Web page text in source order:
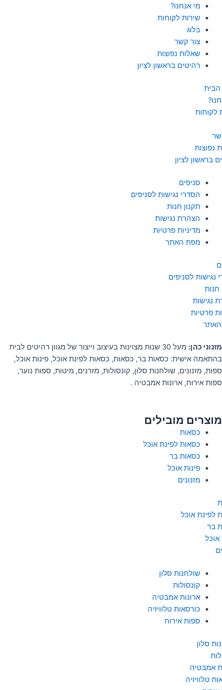
מי אנחנו?
שירות לקוחות
בלוג
צור קשר
שאלות נפוצות
רהיטים בראשון לציון
הבית
לקוחות
נפוצות
בראשון לציון
סניפים
הסדרי נגישות לסניפים
תקנון חנות
הצהרת נגישות
מדיניות פרטיות
מפת האתר
נגישות לסניפים
חנות
נגישות
פרטיות
מזנוני כהן:
מעל 30 שנות מצוינות בעיצוב וייצור של מגוון רהיטים לבית
בהתאמה אישית: כסאות בר, כסאות, כסאות לפינת אוכל, פינות אוכל,
ספות, מזנונים, שולחנות סלון, קונסולות, מזרנים, מיטות, ספות נוער,
ספות אירוח, ארונות אמבטיה .
מוצרים מובילים
כסאות
כסאות לפינת אוכל
כסאות בר
פינות אוכל
מזנונים
לפינת אוכל
בר
אוכל
שולחנות סלון
קונסולות
ארונות אמבטיה
כורסאות טלוויזיה
ספות אירוח
סלון
אמבטיה
טלוויזיה